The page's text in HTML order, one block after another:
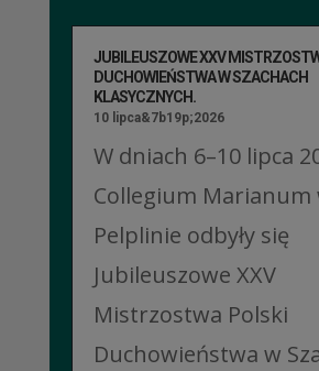
JUBILEUSZOWE XXV
DUCHOWIEŃSTWA W SZACHACH
KLASYCZNYCH.
10 lipca&7b19p;2026
W dniach 6–10 lipca
Collegium Marianum
Pelplinie odbyły się
Jubileuszowe XXV
Mistrzostwa Polski
Duchowieństwa w